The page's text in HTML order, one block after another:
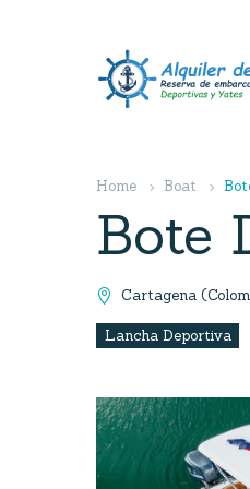
Home Boat
Bote
 Cartagena
Lancha Deportiva